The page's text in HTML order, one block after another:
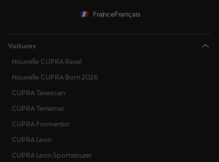
FranceFrançais
Voitures
Nouvelle CUPRA Raval
Nouvelle CUPRA Born 2026
CUPRA Tavascan
CUPRA Terramar
CUPRA Formentor
CUPRA Leon
CUPRA Leon Sportstourer